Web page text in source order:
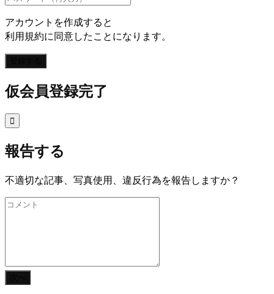
アカウントを作成すると
利用規約に同意したことになります。
仮会員登録完了

報告する
不適切な記事、写真使用、違反行為を報告しますか？